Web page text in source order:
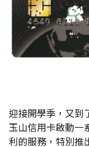
迎接開學季，又到
玉山信用卡啟動一
利的服務，特別推